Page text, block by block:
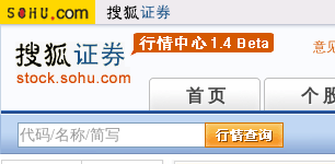
意
首 页
首 页 个
个